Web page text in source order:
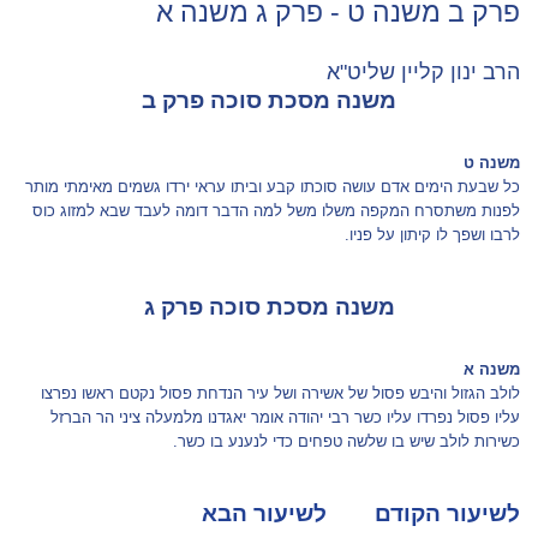
פרק ב משנה ט - פרק ג משנה א
הרב ינון קליין שליט"א
משנה מסכת סוכה פרק ב
משנה ט
כל שבעת הימים אדם עושה סוכתו קבע וביתו עראי ירדו גשמים מאימתי מותר
לפנות משתסרח המקפה משלו משל למה הדבר דומה לעבד שבא למזוג כוס
לרבו ושפך לו קיתון על פניו.
משנה מסכת סוכה פרק ג
משנה א
לולב הגזול והיבש פסול של אשירה ושל עיר הנדחת פסול נקטם ראשו נפרצו
עליו פסול נפרדו עליו כשר רבי יהודה אומר יאגדנו מלמעלה ציני הר הברזל
כשירות לולב שיש בו שלשה טפחים כדי לנענע בו כשר.
לשיעור הקודם לשיעור הבא